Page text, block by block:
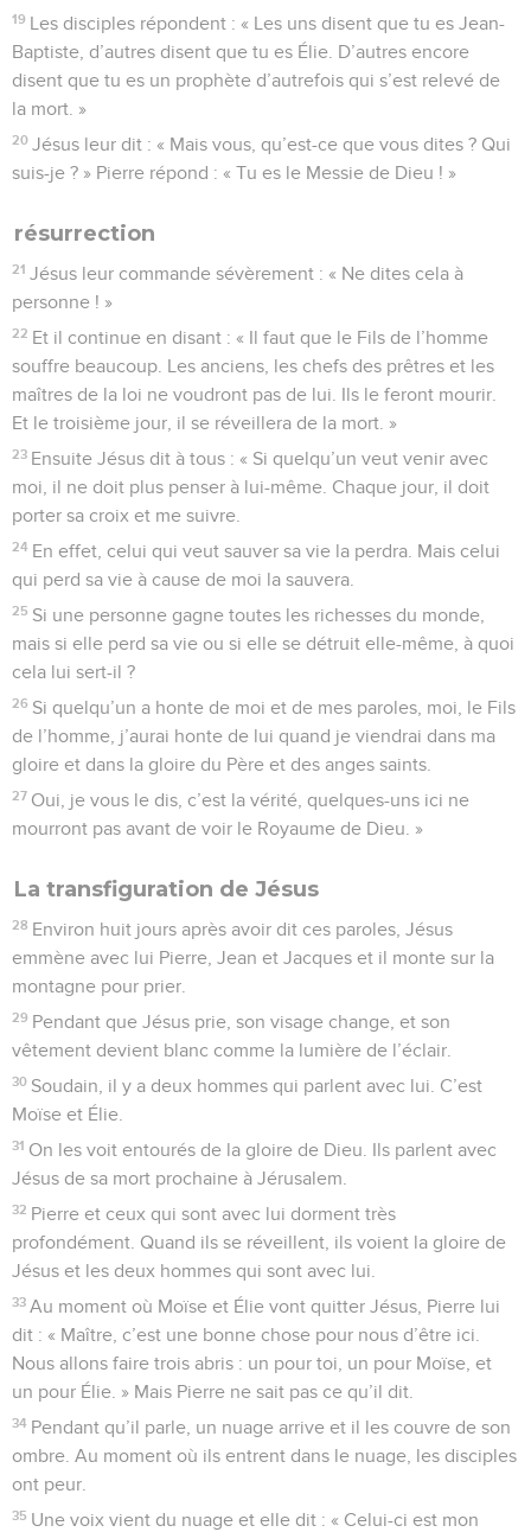
19 Les disciples répondent : « Les uns disent que tu es Jean-
Baptiste, d’autres disent que tu es Élie. D’autres encore
disent que tu es un prophète d’autrefois qui s’est relevé de
la mort. »
20 Jésus leur dit : « Mais vous, qu’est-ce que vous dites ? Qui
suis-je ? » Pierre répond : « Tu es le Messie de Dieu ! »
résurrection
21 Jésus leur commande sévèrement : « Ne dites cela à
personne ! »
22 Et il continue en disant : « Il faut que le Fils de l’homme
souffre beaucoup. Les anciens, les chefs des prêtres et les
maîtres de la loi ne voudront pas de lui. Ils le feront mourir.
Et le troisième jour, il se réveillera de la mort. »
23 Ensuite Jésus dit à tous : « Si quelqu’un veut venir avec
moi, il ne doit plus penser à lui-même. Chaque jour, il doit
porter sa croix et me suivre.
24 En effet, celui qui veut sauver sa vie la perdra. Mais celui
qui perd sa vie à cause de moi la sauvera.
25 Si une personne gagne toutes les richesses du monde,
mais si elle perd sa vie ou si elle se détruit elle-même, à quoi
cela lui sert-il ?
26 Si quelqu’un a honte de moi et de mes paroles, moi, le Fils
de l’homme, j’aurai honte de lui quand je viendrai dans ma
gloire et dans la gloire du Père et des anges saints.
27 Oui, je vous le dis, c’est la vérité, quelques-uns ici ne
mourront pas avant de voir le Royaume de Dieu. »
La transfiguration de Jésus
28 Environ huit jours après avoir dit ces paroles, Jésus
emmène avec lui Pierre, Jean et Jacques et il monte sur la
montagne pour prier.
29 Pendant que Jésus prie, son visage change, et son
vêtement devient blanc comme la lumière de l’éclair.
30 Soudain, il y a deux hommes qui parlent avec lui. C’est
Moïse et Élie.
31 On les voit entourés de la gloire de Dieu. Ils parlent avec
Jésus de sa mort prochaine à Jérusalem.
32 Pierre et ceux qui sont avec lui dorment très
profondément. Quand ils se réveillent, ils voient la gloire de
Jésus et les deux hommes qui sont avec lui.
33 Au moment où Moïse et Élie vont quitter Jésus, Pierre lui
dit : « Maître, c’est une bonne chose pour nous d’être ici.
Nous allons faire trois abris : un pour toi, un pour Moïse, et
un pour Élie. » Mais Pierre ne sait pas ce qu’il dit.
34 Pendant qu’il parle, un nuage arrive et il les couvre de son
ombre. Au moment où ils entrent dans le nuage, les disciples
ont peur.
35 Une voix vient du nuage et elle dit : « Celui-ci est mon